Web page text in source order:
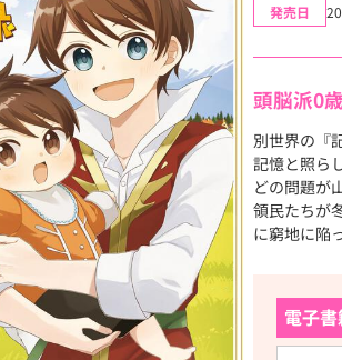
発売日
頭脳派0
別世界の『
記憶と照ら
どの問題が
領民たちが
に窮地に陥
電子